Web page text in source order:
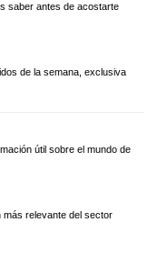
saber antes de acostarte
de la semana, exclusiva
útil sobre el mundo de
más relevante del sector